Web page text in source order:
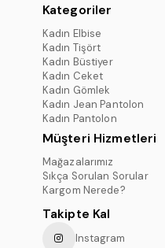
Kategoriler
Kadın Elbise
Kadın Tişört
Kadın Büstiyer
Kadın Ceket
Kadın Gömlek
Kadın Jean Pantolon
Kadın Pantolon
Müşteri Hizmetleri
Mağazalarımız
Sıkça Sorulan Sorular
Kargom Nerede?
Takipte Kal
Instagram